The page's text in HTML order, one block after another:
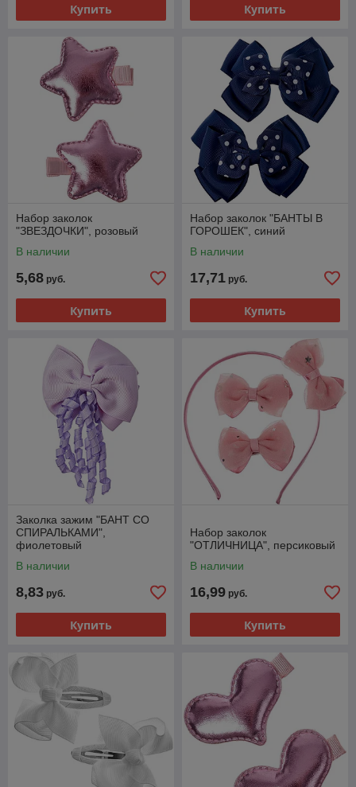
Купить Купить
Набор заколок
"ЗВЕЗДОЧКИ", розовый
В наличии
5,68 руб.
Купить
Набор заколок "БАНТЫ В
ГОРОШЕК", синий
В наличии
17,71 руб.
Купить
Заколка зажим "БАНТ СО
СПИРАЛЬКАМИ",
фиолетовый
В наличии
8,83 руб.
Купить
Набор заколок
"ОТЛИЧНИЦА", персиковый
В наличии
16,99 руб.
Купить